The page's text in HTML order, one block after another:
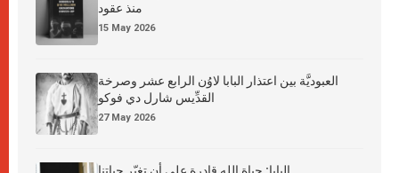
منذ عقود
15 May 2026
العبوديَّة بين اعتذار البابا لاوُن الرابع عشر وصرخة
القدِّيس شارل دي فوكو
27 May 2026